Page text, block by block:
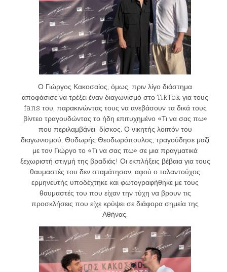
Ο Γιώργος Κακοσαίος, όμως, πριν λίγο διάστημα
αποφάσισε να τρέξει έναν διαγωνισμό στο TikTok για τους
fans του, παρακινώντας τους να ανεβάσουν τα δικά τους
βίντεο τραγουδώντας το ήδη επιτυχημένο «Τι να σας πω»
που περιλαμβάνει δίσκος. Ο νικητής λοιπόν του
διαγωνισμού, Θοδωρής Θεοδωρόπουλος, τραγούδησε μαζί
με τον Γιώργο το «Τι να σας πω» σε μια πραγματικά
ξεχωριστή στιγμή της βραδιάς! Οι εκπλήξεις βέβαια για τους
θαυμαστές του δεν σταμάτησαν, αφού ο ταλαντούχος
ερμηνευτής υποδέχτηκε και φωτογραφήθηκε με τους
θαυμαστές του που είχαν την τύχη να βρουν τις
προσκλήσεις που είχε κρύψει σε διάφορα σημεία της
Αθήνας.